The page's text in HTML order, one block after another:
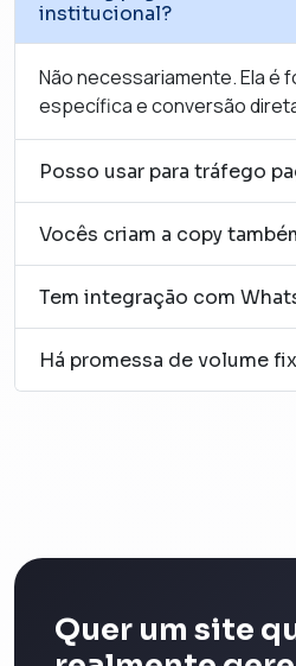
institucional?
Não necessariamente. Ela é
específica e conversão
Posso usar para tráfego
Vocês criam a copy
Tem integração com
Há promessa de volume
Quer um site